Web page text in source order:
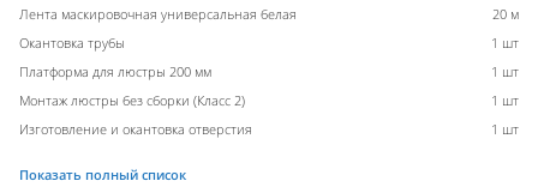
Лента маскировочная универсальная белая
20 м
Окантовка трубы
1 шт
Платформа для люстры 200 мм
1 шт
Монтаж люстры без сборки (Класс 2)
1 шт
Изготовление и окантовка отверстия
1 шт
Показать полный список